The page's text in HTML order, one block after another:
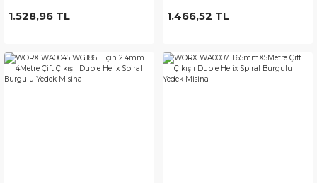
1.528,96 TL 1.466,52 TL